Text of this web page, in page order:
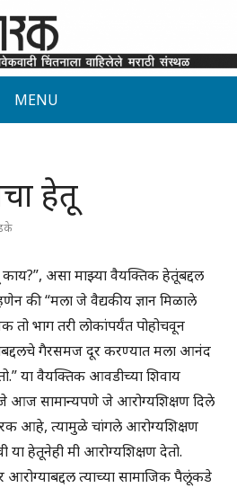
MENU
हेतू
काय?”, असा माझ्या वैयक्तिक हेतूंबद्दल
की “मला जे वैद्यकीय ज्ञान मिळाले
भाग तरी लोकांपर्यंत पोहोचवून
गैरसमज दूर करण्यात मला आनंद
या वैयक्तिक आवडीच्या शिवाय
आज सामान्यपणे जे आरोग्यशिक्षण दिले
आहे, त्यामुळे चांगले आरोग्यशिक्षण
या हेतूनेही मी आरोग्यशिक्षण देतो.
त्याच्या सामाजिक पैलूंकडे